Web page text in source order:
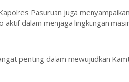
Pasuruan juga
aktif dalam menjaga lingkungan
penting dalam mewujudkan